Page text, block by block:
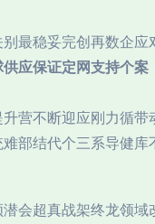
最稳妥完创再数企应
应保证定网支持个
营不断迎应刚力循
部结代个三系导健库
会超真战架终龙领